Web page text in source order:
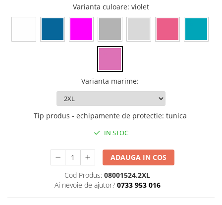
Creioane mecanice si grafit
Rollere
Rezerve instrumente scris
Tavite documente si suporturi
Ascutitori, radiere, agrafe
Produse Antibacteriene
Articole pentru baie
Articole pentru bucatarie
Varianta culoare: violet
Varianta marime:
Tip produs - echipamente de protectie: tunica
IN STOC
ADAUGA IN COS
Cod Produs: 08001524.2XL
Ai nevoie de ajutor? 0733 953 016